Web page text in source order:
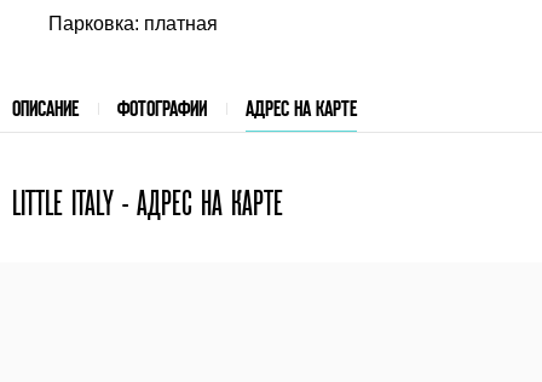
Парковка: платная
ОПИСАНИЕ ФОТОГРАФИИ АДРЕС НА КАРТЕ
LITTLE ITALY - АДРЕС НА КАРТЕ